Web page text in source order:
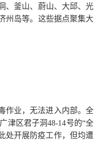
、釜山、蔚山、大邱、光
州岛等。这些据点聚集大
作业，无法进入内部。全
津区君子洞48-14号的“全
处开展防疫工作，但均遭